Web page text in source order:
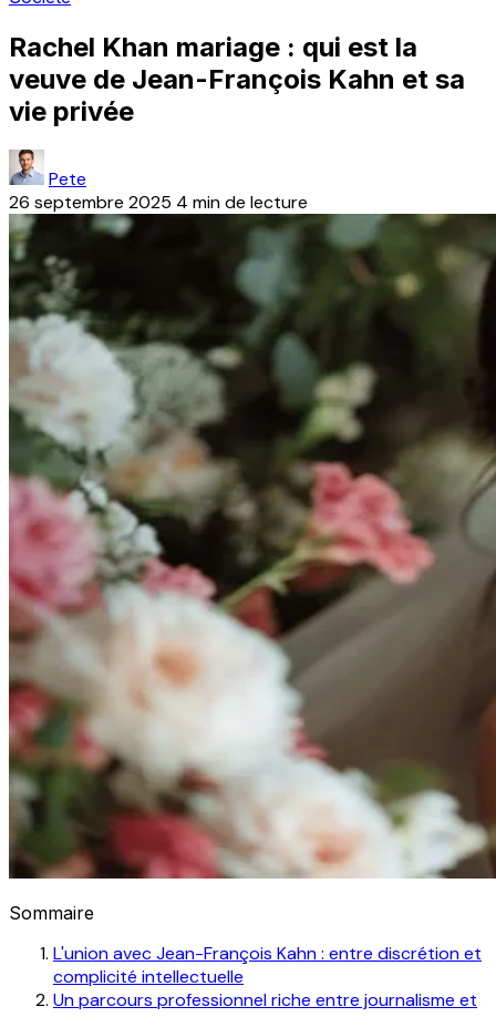
Rachel Khan mariage : qui est la
veuve de Jean-François Kahn et sa
vie privée
Pete
26 septembre 2025 4 min de lecture
Sommaire
L'union avec Jean-François Kahn : entre discrétion et
complicité intellectuelle
Un parcours professionnel riche entre journalisme et